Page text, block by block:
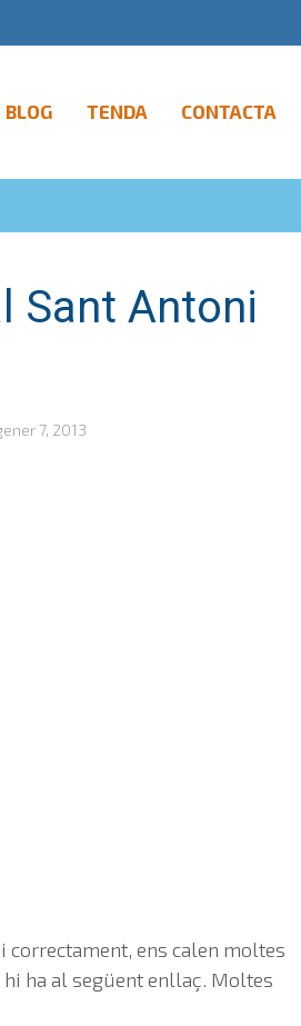
BLOG TENDA CONTACTA
Sant Antoni
7, 2013
correctament, ens calen moltes
ha al següent enllaç. Moltes